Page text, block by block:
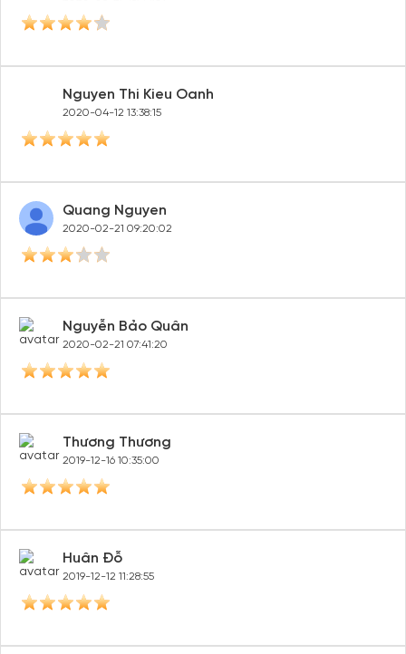
Nguyen Thi Kieu Oanh
2020-04-12 13:38:15
Quang Nguyen
2020-02-21 09:20:02
Nguyễn Bảo Quân
2020-02-21 07:41:20
Thương Thương
2019-12-16 10:35:00
Huân Đỗ
2019-12-12 11:28:55